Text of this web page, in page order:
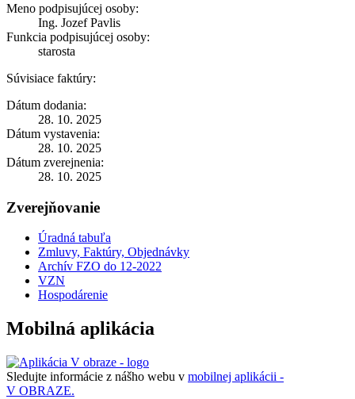
Meno podpisujúcej osoby:
Ing. Jozef Pavlis
Funkcia podpisujúcej osoby:
starosta
Súvisiace faktúry:
Dátum dodania:
28. 10. 2025
Dátum vystavenia:
28. 10. 2025
Dátum zverejnenia:
28. 10. 2025
Zverejňovanie
Úradná tabuľa
Zmluvy, Faktúry, Objednávky
Archív FZO do 12-2022
VZN
Hospodárenie
Mobilná aplikácia
Sledujte informácie z nášho webu v mobilnej aplikácii -
V OBRAZE.